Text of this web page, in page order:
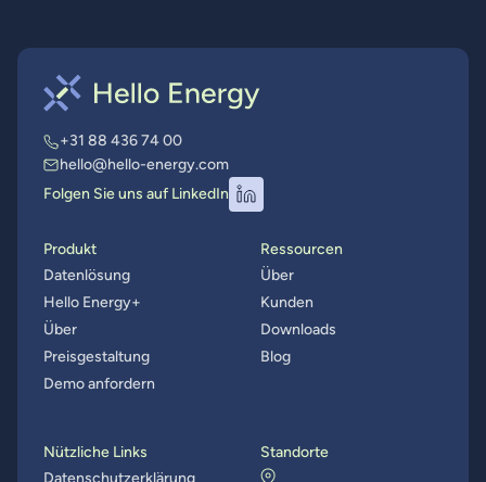
+31 88 436 74 00
hello@hello-energy.com
Folgen Sie uns auf LinkedIn
Produkt
Datenlösung
Hello Energy+
Über
Preisgestaltung
Demo anfordern
Ressourcen
Über
Kunden
Downloads
Blog
Nützliche Links
Standorte